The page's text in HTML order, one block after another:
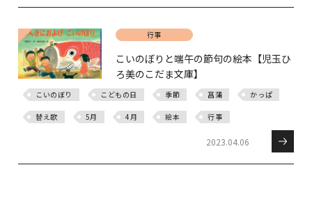
行事
こいのぼりと端午の節句の絵本【児玉ひ
ろ美のこだま文庫】
こいのぼり こどもの日 季節 菖蒲 かっぱ
替え歌 5月 4月 絵本 行事
2023.04.06